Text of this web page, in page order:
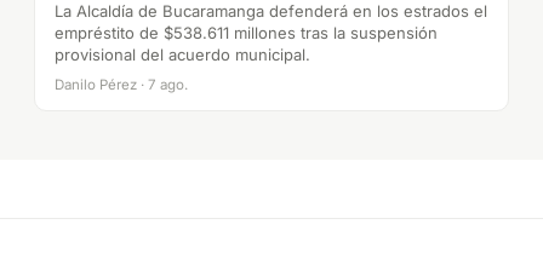
La Alcaldía de Bucaramanga defenderá en los estrados el
empréstito de $538.611 millones tras la suspensión
provisional del acuerdo municipal.
Danilo Pérez · 7 ago.